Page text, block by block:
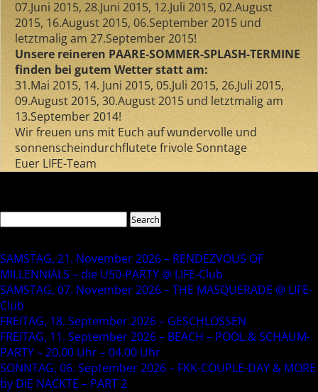
07.Juni 2015, 28.Juni 2015, 12.Juli 2015, 02.August
2015, 16.August 2015, 06.September 2015 und
letztmalig am 27.September 2015!
Unsere reineren PAARE-SOMMER-SPLASH-TERMINE
finden bei gutem Wetter statt am:
31.Mai 2015, 14. Juni 2015, 05.Juli 2015, 26.Juli 2015,
09.August 2015, 30.August 2015 und letztmalig am
13.September 2014!
Wir freuen uns mit Euch auf wundervolle und
sonnenscheindurchflutete frivole Sonntage
Euer LIFE-Team
SAMSTAG, 21. November 2026 – RENDEZVOUS OF
MILLENNIALS – die U50-PARTY @ LIFE-Club
SAMSTAG, 07. November 2026 – THE MASQUERADE @ LIFE-
Club
FREITAG, 18. September 2026 – GESCHLOSSEN
FREITAG, 11. September 2026 – BEACH – POOL & SCHAUM-
PARTY – 20.00 Uhr – 04.00 Uhr
SONNTAG, 06. September 2026 – FKK-COUPLE-DAY & MORE
by DIE NACKTE – PART 2